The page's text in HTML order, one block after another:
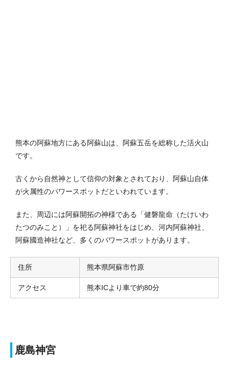
熊本の阿蘇地方にある阿蘇山は、阿蘇五岳を総称した活火山
です。
古くから自然神として信仰の対象とされており、阿蘇山自体
が火属性のパワースポットだといわれています。
また、周辺には阿蘇開拓の神様である「健磐龍命（たけいわ
たつのみこと）」を祀る阿蘇神社をはじめ、河内阿蘇神社、
阿蘇國造神社など、多くのパワースポットがあります。
住所 熊本県阿蘇市竹原
アクセス 熊本ICより車で約80分
鹿島神宮